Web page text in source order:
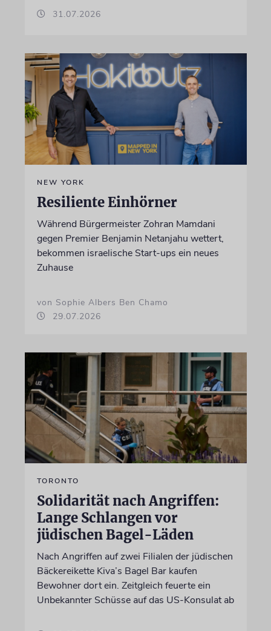
31.07.2026
NEW YORK
Resiliente Einhörner
Während Bürgermeister Zohran Mamdani
gegen Premier Benjamin Netanjahu wettert,
bekommen israelische Start-ups ein neues
Zuhause
von Sophie Albers Ben Chamo
29.07.2026
TORONTO
Solidarität nach Angriffen:
Lange Schlangen vor
jüdischen Bagel-Läden
Nach Angriffen auf zwei Filialen der jüdischen
Bäckereikette Kiva’s Bagel Bar kaufen
Bewohner dort ein. Zeitgleich feuerte ein
Unbekannter Schüsse auf das US-Konsulat ab